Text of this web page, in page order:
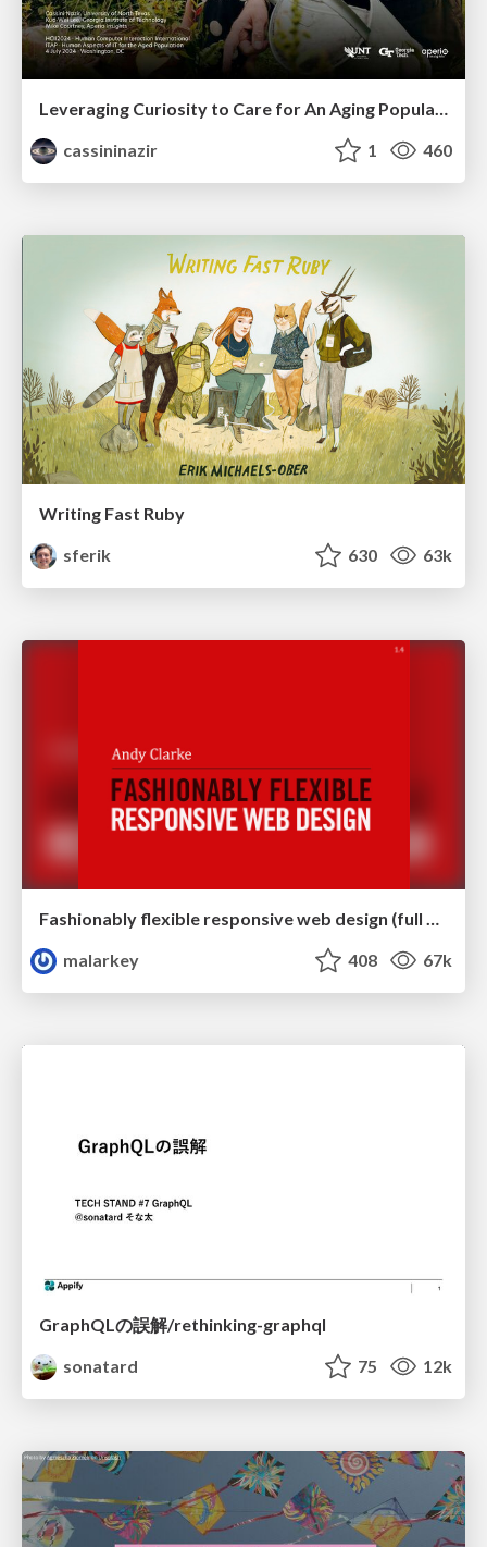
cassininazir
1 460
Writing Fast Ruby
sferik
630 63k
Fashionably flexible responsive web design (full day workshop)
malarkey
408 67k
GraphQLの誤解/rethinking-graphql
sonatard
75 12k